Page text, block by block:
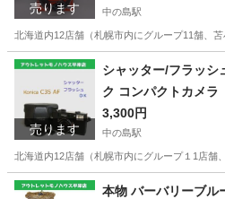
売ります 中の島駅
北海道内12店舗（札幌市内にグループ11舗、
北海道 札幌市 中の島駅 周辺機器
売ります
シャッター/フラッシ
ク コンパクトカメ
観使用感少なめ ☆
札幌市 豊平区 平岸 平
3,300円
中の島駅
北海道内12店舗（札幌市内にグループ１1店
北海道 札幌市 中の島駅 カメラ
本物 バーバリーブル